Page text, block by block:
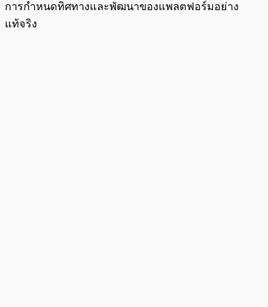
การกำหนดทิศทางและพัฒนาของแพลตฟอร์มอย่าง
แท้จริง